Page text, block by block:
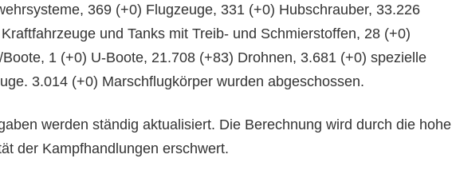
369 (+0) Flugzeuge, 331 (+0) Hubschrauber, 33.226
und Tanks mit Treib- und Schmierstoffen, 28 (+0)
Boote, 1 (+0) U-Boote, 21.708 (+83) Drohnen, 3.681 (+0) spezielle
3.014 (+0) Marschflugkörper wurden abgeschossen.
werden ständig aktualisiert. Die Berechnung wird durch die hohe
der Kampfhandlungen erschwert.